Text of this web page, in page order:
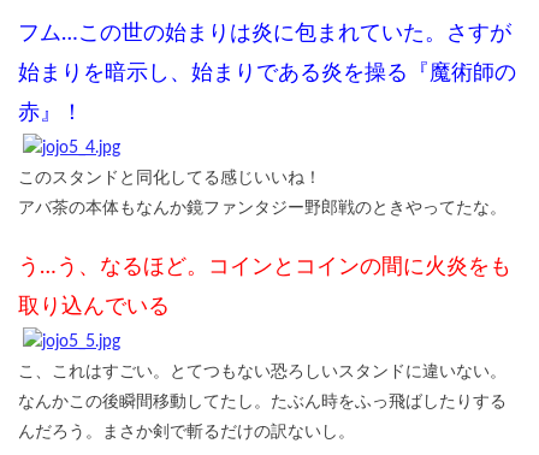
フム…この世の始まりは炎に包まれていた。さすが
始まりを暗示し、始まりである炎を操る『魔術師の
赤』！
このスタンドと同化してる感じいいね！
アバ茶の本体もなんか鏡ファンタジー野郎戦のときやってたな。
う…う、なるほど。コインとコインの間に火炎をも
取り込んでいる
こ、これはすごい。とてつもない恐ろしいスタンドに違いない。
なんかこの後瞬間移動してたし。たぶん時をふっ飛ばしたりする
んだろう。まさか剣で斬るだけの訳ないし。